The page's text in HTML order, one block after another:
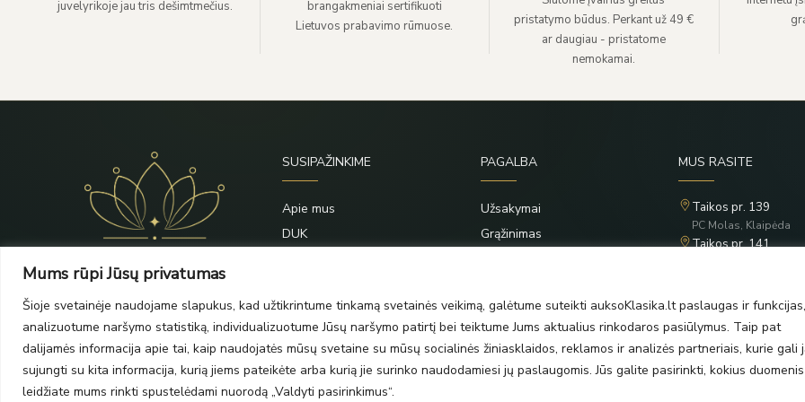
Mums rūpi Jūsų privatumas
Šioje svetainėje naudojame slapukus, kad užtikrintume tinkamą svetainės veikimą, galėtume suteikti auksoKlasika.lt paslaugas ir funkcijas,
analizuotume naršymo statistiką, individualizuotume Jūsų naršymo patirtį bei teiktume Jums aktualius rinkodaros pasiūlymus. Taip pat
dalijamės informacija apie tai, kaip naudojatės mūsų svetaine su mūsų socialinės žiniasklaidos, reklamos ir analizės partneriais, kurie gali
sujungti su kita informacija, kurią jiems pateikėte arba kurią jie surinko naudodamiesi jų paslaugomis. Jūs galite pasirinkti, kokius duomenis
leidžiate mums rinkti spustelėdami nuorodą „Valdyti pasirinkimus“.
juvelyrikoje jau tris dešimtmečius.
brangakmeniai sertifikuoti
Lietuvos prabavimo rūmuose.
pristatymo būdus. Perkant už 49 €
ar daugiau - pristatome
nemokamai.
SUSIPAŽINKIME
Apie mus
DUK
Kontaktai
PAGALBA
Užsakymai
Grąžinimas
MUS RASITE
Taikos pr. 139
PC Molas, Klaipėda
Taikos pr. 141
PC Banginis, Klaipėda